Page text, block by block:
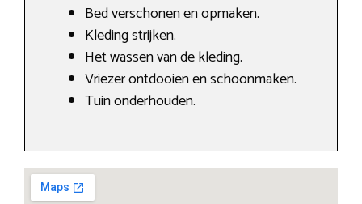
Bed verschonen en opmaken.
Kleding strijken.
Het wassen van de kleding.
Vriezer ontdooien en schoonmaken.
Tuin onderhouden.